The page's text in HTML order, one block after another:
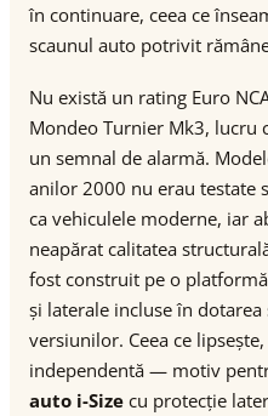
în continuare, ceea ce
scaunul auto potrivit
Nu există un rating Euro
Mondeo Turnier Mk3, lucru
un semnal de alarmă.
anilor 2000 nu erau testate
ca vehiculele moderne, iar
neapărat calitatea
fost construit pe o
și laterale incluse în
versiunilor. Ceea ce
independentă — motiv
auto i-Size cu protecție